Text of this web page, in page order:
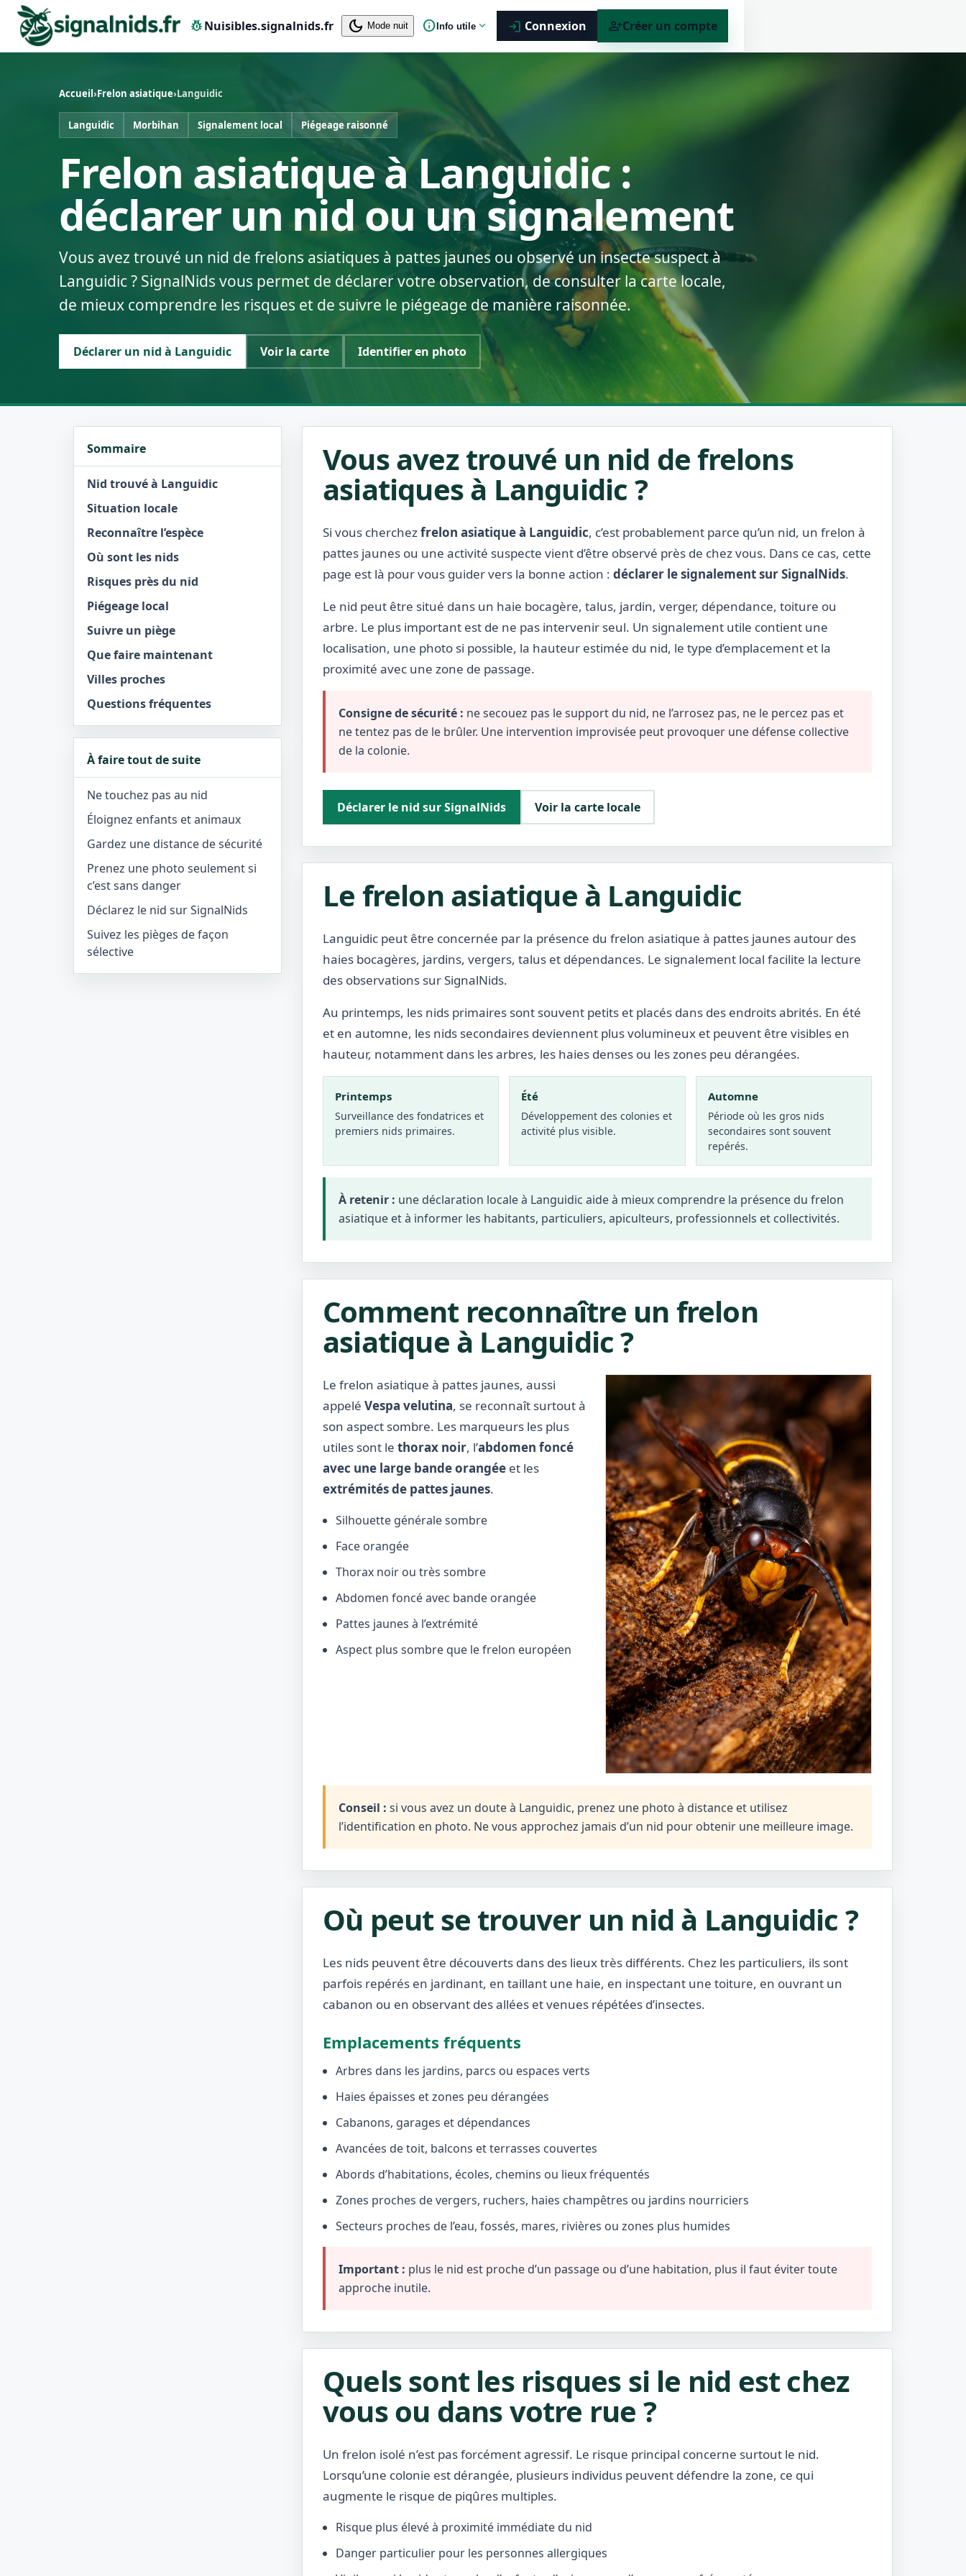
pest_controlNuisibles.signalnids.fr dark_mode Mode nuit infoInfo utile expand_more login Connexion person_addCréer un compte
Accueil›Frelon asiatique›Languidic
Languidic Morbihan Signalement local Piégeage raisonné
Frelon asiatique à Languidic :
déclarer un nid ou un signalement
Vous avez trouvé un nid de frelons asiatiques à pattes jaunes ou observé un insecte suspect à
Languidic ? SignalNids vous permet de déclarer votre observation, de consulter la carte locale,
de mieux comprendre les risques et de suivre le piégeage de manière raisonnée.
Déclarer un nid à Languidic Voir la carte Identifier en photo
Sommaire
Nid trouvé à Languidic
Situation locale
Reconnaître l’espèce
Où sont les nids
Risques près du nid
Piégeage local
Suivre un piège
Que faire maintenant
Villes proches
Questions fréquentes
À faire tout de suite
Ne touchez pas au nid
Éloignez enfants et animaux
Gardez une distance de sécurité
Prenez une photo seulement si
c’est sans danger
Déclarez le nid sur SignalNids
Suivez les pièges de façon
sélective
Vous avez trouvé un nid de frelons
asiatiques à Languidic ?
Si vous cherchezfrelon asiatique à Languidic, c’est probablement parce qu’un nid, un frelon à
pattes jaunes ou une activité suspecte vient d’être observé près de chez vous. Dans ce cas, cette
page est là pour vous guider vers la bonne action : déclarer le signalement sur SignalNids.
Le nid peut être situé dans un haie bocagère, talus, jardin, verger, dépendance, toiture ou
arbre. Le plus important est de ne pas intervenir seul. Un signalement utile contient une
localisation, une photo si possible, la hauteur estimée du nid, le type d’emplacement et la
proximité avec une zone de passage.
Consigne de sécurité : ne secouez pas le support du nid, ne l’arrosez pas, ne le percez pas et
ne tentez pas de le brûler. Une intervention improvisée peut provoquer une défense collective
de la colonie.
Déclarer le nid sur SignalNids Voir la carte locale
Le frelon asiatique à Languidic
Languidic peut être concernée par la présence du frelon asiatique à pattes jaunes autour des
haies bocagères, jardins, vergers, talus et dépendances. Le signalement local facilite la lecture
des observations sur SignalNids.
Au printemps, les nids primaires sont souvent petits et placés dans des endroits abrités. En été
et en automne, les nids secondaires deviennent plus volumineux et peuvent être visibles en
hauteur, notamment dans les arbres, les haies denses ou les zones peu dérangées.
Printemps
Surveillance des fondatrices et
premiers nids primaires.
Été
Développement des colonies et
activité plus visible.
Automne
Période où les gros nids
secondaires sont souvent
repérés.
À retenir : une déclaration locale à Languidic aide à mieux comprendre la présence du frelon
asiatique et à informer les habitants, particuliers, apiculteurs, professionnels et collectivités.
Comment reconnaître un frelon
asiatique à Languidic ?
Le frelon asiatique à pattes jaunes, aussi
appelé Vespa velutina, se reconnaît surtout à
son aspect sombre. Les marqueurs les plus
utiles sont le thorax noir, l’abdomen foncé
avec une large bande orangée et les
extrémités de pattes jaunes.
Silhouette générale sombre
Face orangée
Thorax noir ou très sombre
Abdomen foncé avec bande orangée
Pattes jaunes à l’extrémité
Aspect plus sombre que le frelon européen
Conseil : si vous avez un doute à Languidic, prenez une photo à distance et utilisez
l’identification en photo. Ne vous approchez jamais d’un nid pour obtenir une meilleure image.
Où peut se trouver un nid à Languidic ?
Les nids peuvent être découverts dans des lieux très différents. Chez les particuliers, ils sont
parfois repérés en jardinant, en taillant une haie, en inspectant une toiture, en ouvrant un
cabanon ou en observant des allées et venues répétées d’insectes.
Emplacements fréquents
Arbres dans les jardins, parcs ou espaces verts
Haies épaisses et zones peu dérangées
Cabanons, garages et dépendances
Avancées de toit, balcons et terrasses couvertes
Abords d’habitations, écoles, chemins ou lieux fréquentés
Zones proches de vergers, ruchers, haies champêtres ou jardins nourriciers
Secteurs proches de l’eau, fossés, mares, rivières ou zones plus humides
Important : plus le nid est proche d’un passage ou d’une habitation, plus il faut éviter toute
approche inutile.
Quels sont les risques si le nid est chez
vous ou dans votre rue ?
Un frelon isolé n’est pas forcément agressif. Le risque principal concerne surtout le nid.
Lorsqu’une colonie est dérangée, plusieurs individus peuvent défendre la zone, ce qui
augmente le risque de piqûres multiples.
Risque plus élevé à proximité immédiate du nid
Danger particulier pour les personnes allergiques